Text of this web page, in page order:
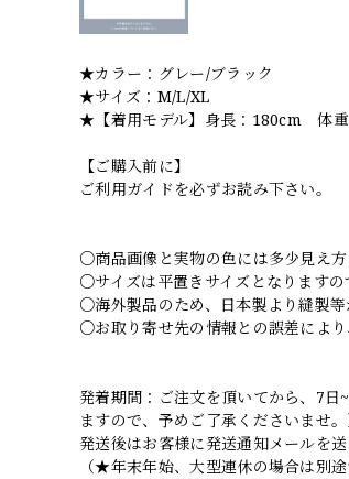
★カラー：グレー/ブラック
★サイズ：M/L/XL
★【着用モデル】身長：180cm 体
【ご購入前に】
ご利用ガイドを必ずお読み下さい。
○商品画像と実物の色には多少見え方
○サイズは平置きサイズとなりますの
○海外製品のため、日本製より縫製等
○お取り寄せ先の情報との誤差によ
発着期間：ご注文を頂いてから、7
ますので、予めご了承くださいませ。
発送後はお客様に発送通知メールを
（★年末年始、大型連休の場合は別